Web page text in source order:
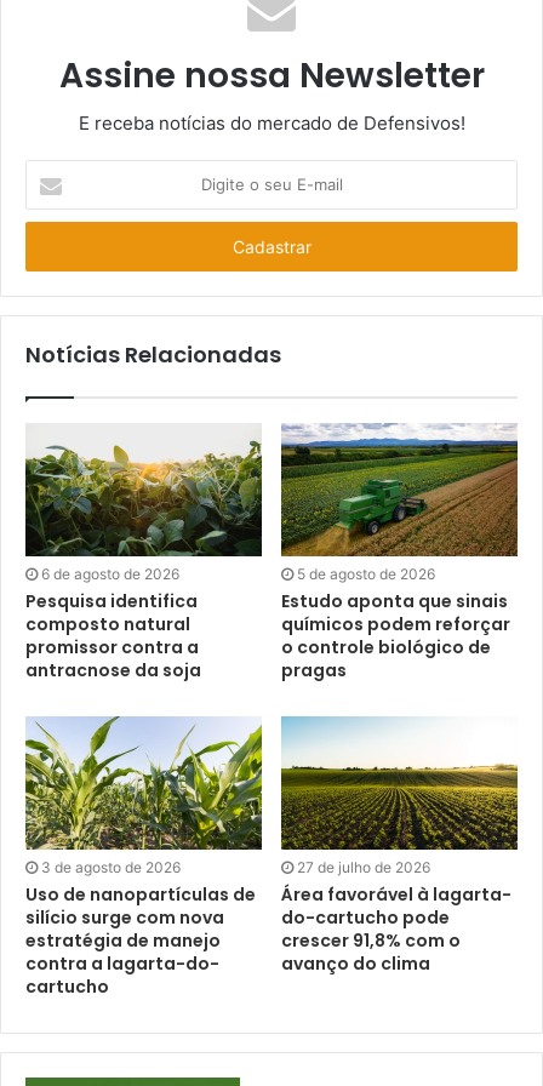
Assine nossa Newsletter
E receba notícias do mercado de Defensivos!
seu
mail
Notícias Relacionadas
6 de agosto de 2026
Pesquisa identifica
composto natural
promissor contra a
antracnose da soja
5 de agosto de 2026
Estudo aponta que sinais
químicos podem reforçar
o controle biológico de
pragas
3 de agosto de 2026
Uso de nanopartículas de
silício surge com nova
estratégia de manejo
contra a lagarta-do-
cartucho
27 de julho de 2026
Área favorável à lagarta-
do-cartucho pode
crescer 91,8% com o
avanço do clima